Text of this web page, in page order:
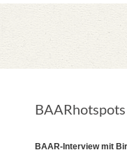
BAAR-Interview mit